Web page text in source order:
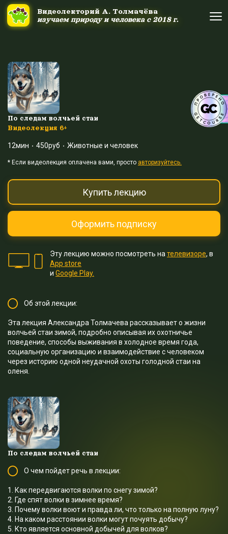
Ссылка на это место страницы: #uppage
Видеолекторий А. Толмачёва
изучаем природу и человека с 2018 г.
Научные шоу и путешествия
Акция дня
Выйти
Видеолекторий А. Толмачёва
изучаем природу и человека с 2018 г.
Научные шоу и путешествия
Акция дня
Войти
По следам волчьей стаи
Видеолекция 6+
12мин 450руб Животные и человек
* Eсли видеолекция оплачена вами, просто авторизуйтесь.
Купить лекцию
Оформить подписку
Эту лекцию можно посмотреть на телевизоре, в
App store
и Google Play.
Об этой лекции:
Эта лекция Александра Толмачева рассказывает о жизни
волчьей стаи зимой, подробно описывая их охотничье
поведение, способы выживания в холодное время года,
социальную организацию и взаимодействие с человеком
через историю одной неудачной охоты голодной стаи на
оленя.
По следам волчьей стаи
О чем пойдет речь в лекции:
1. Как передвигаются волки по снегу зимой?
2. Где спят волки в зимнее время?
3. Почему волки воют и правда ли, что только на полную луну?
4. На каком расстоянии волки могут почуять добычу?
5. Кто является основной добычей для волков?